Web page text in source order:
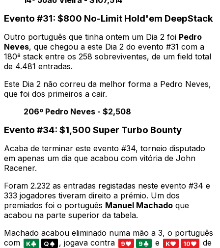
Evento #31: $800 No-Limit Hold'em DeepStack
Outro português que tinha ontem um Dia 2 foi Pedro
Neves, que chegou a este Dia 2 do evento #31 com a
180ª stack entre os 258 sobreviventes, de um field total
de 4.481 entradas.
Este Dia 2 não correu da melhor forma a Pedro Neves,
que foi dos primeiros a cair.
206º Pedro Neves - $2,508
Evento #34: $1,500 Super Turbo Bounty
Acaba de terminar este evento #34, torneio disputado
em apenas um dia que acabou com vitória de John
Racener.
Foram 2.232 as entradas registadas neste evento #34 e
333 jogadores tiveram direito a prémio. Um dos
premiados foi o português Manuel Machado que
acabou na parte superior da tabela.
Machado acabou eliminado numa mão a 3, o português
com
K Q , jogava contra 9 9 e K 10
de